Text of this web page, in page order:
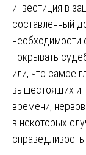
инвестиция в
составленный
необходимости
покрывать
или, что самое
вышестоящих
времени,
в некоторых
справедливость.